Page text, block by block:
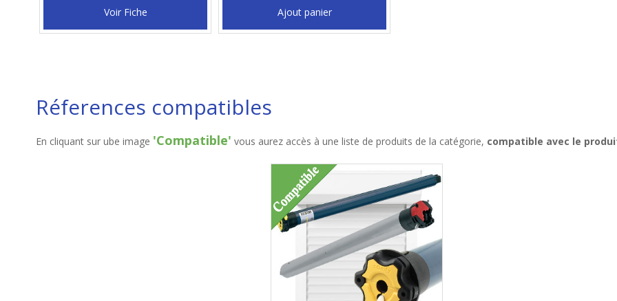
Voir Fiche Ajout panier
Réferences compatibles
En cliquant sur ube image 'Compatible' vous aurez accès à une liste de produits de la catégorie, compatible avec le produit